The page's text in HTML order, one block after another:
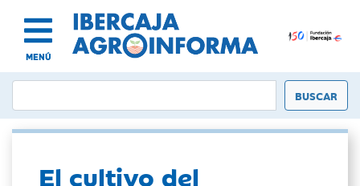
MENÚ
El cultivo del